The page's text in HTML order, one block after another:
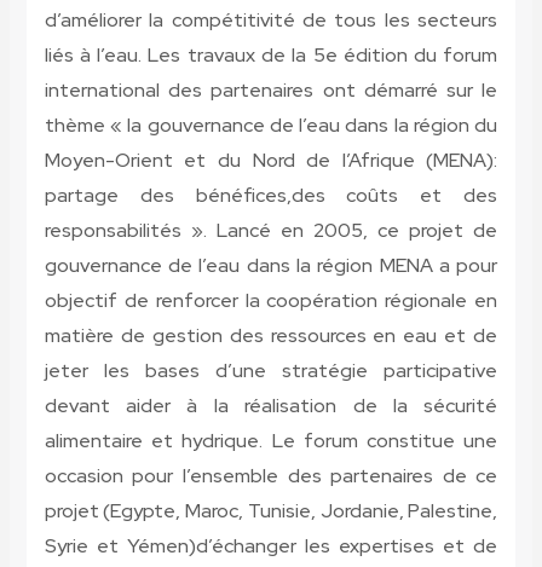
d’améliorer la compétitivité de tous les secteurs
liés à l’eau. Les travaux de la 5e édition du forum
international des partenaires ont démarré sur le
thème « la gouvernance de l’eau dans la région du
Moyen-Orient et du Nord de l’Afrique (MENA):
partage des bénéfices,des coûts et des
responsabilités ». Lancé en 2005, ce projet de
gouvernance de l’eau dans la région MENA a pour
objectif de renforcer la coopération régionale en
matière de gestion des ressources en eau et de
jeter les bases d’une stratégie participative
devant aider à la réalisation de la sécurité
alimentaire et hydrique. Le forum constitue une
occasion pour l’ensemble des partenaires de ce
projet (Egypte, Maroc, Tunisie, Jordanie, Palestine,
Syrie et Yémen)d’échanger les expertises et de